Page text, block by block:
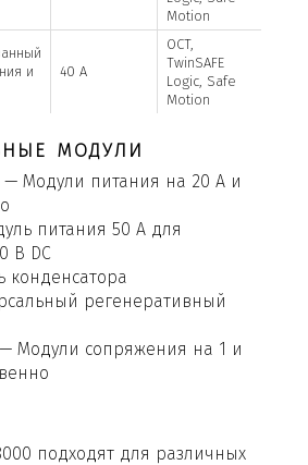
Motion
и
40 А
OCT,
TwinSAFE
Logic, Safe
Motion
модули
— Модули питания на 20 А и
питания 50 А для
В DC
конденсатора
регенеративный
— Модули сопряжения на 1 и
подходят для различных